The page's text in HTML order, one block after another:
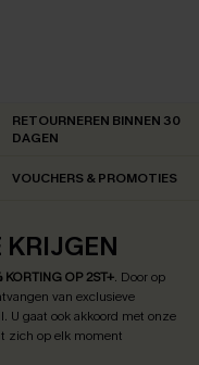
RETOURNEREN BINNEN 30
DAGEN
VOUCHERS & PROMOTIES
KORTING OP 2ST+. Door op
van exclusieve
U gaat ook akkoord met onze
zich op elk moment